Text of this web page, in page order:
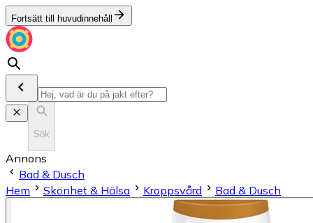
Fortsätt till huvudinnehåll
Sök
Annons
Bad & Dusch
Hem
Skönhet & Hälsa Kroppsvård Bad & Dusch